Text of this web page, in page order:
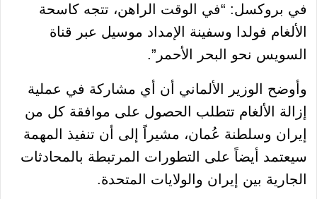
في بروكسل: “في الوقت الراهن، تتجه كاسحة
الألغام فولدا وسفينة الإمداد موسيل عبر قناة
السويس نحو البحر الأحمر”.
وأوضح الوزير الألماني أن أي مشاركة في عملية
إزالة الألغام تتطلب الحصول على موافقة كل من
إيران وسلطنة عُمان، مشيراً إلى أن تنفيذ المهمة
سيعتمد أيضاً على التطورات المرتبطة بالمحادثات
الجارية بين إيران والولايات المتحدة.